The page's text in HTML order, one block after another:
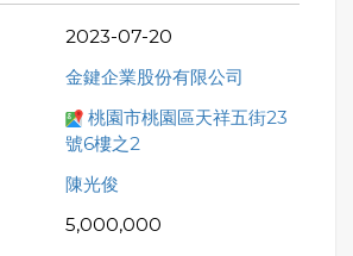
2023-07-20
金鍵企業股份有限公司
桃園市桃園區天祥五街23
號6樓之2
陳光俊
5,000,000